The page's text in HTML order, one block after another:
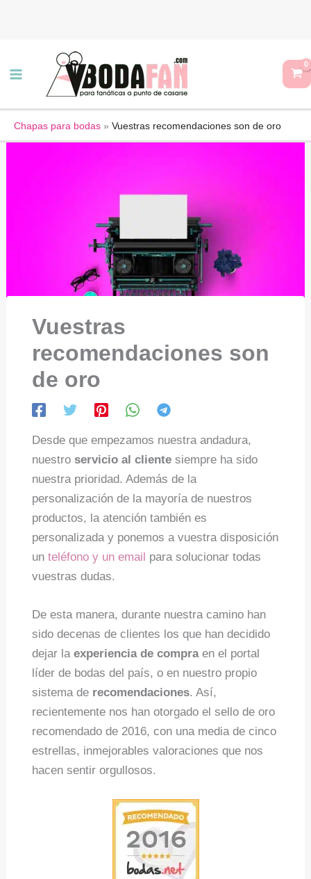
Chapas para bodas » Vuestras recomendaciones son de oro
Vuestras
recomendaciones son
de oro
Desde que empezamos nuestra andadura,
nuestro servicio al clientesiempre ha sido
nuestra prioridad. Además de la
personalización de la mayoría de nuestros
productos, la atención también es
personalizada y ponemos a vuestra disposición
un teléfono y un email para solucionar todas
vuestras dudas.
De esta manera, durante nuestra camino han
sido decenas de clientes los que han decidido
dejar la experiencia de compraen el portal
líder de bodas del país, o en nuestro propio
sistema de recomendaciones. Así,
recientemente nos han otorgado el sello de oro
recomendado de 2016, con una media de cinco
estrellas, inmejorables valoraciones que nos
hacen sentir orgullosos.